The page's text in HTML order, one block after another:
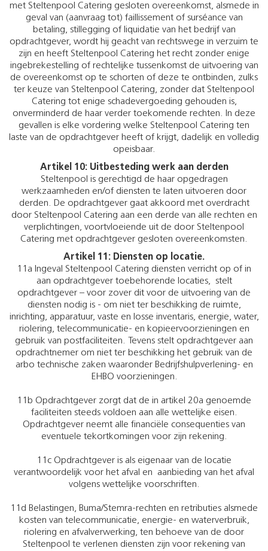
met Steltenpool Catering gesloten overeenkomst, alsmede in
geval van (aanvraag tot) faillissement of surséance van
betaling, stillegging of liquidatie van het bedrijf van
opdrachtgever, wordt hij geacht van rechtswege in verzuim te
zijn en heeft Steltenpool Catering het recht zonder enige
ingebrekestelling of rechtelijke tussenkomst de uitvoering van
de overeenkomst op te schorten of deze te ontbinden, zulks
ter keuze van Steltenpool Catering, zonder dat Steltenpool
Catering tot enige schadevergoeding gehouden is,
onverminderd de haar verder toekomende rechten. In deze
gevallen is elke vordering welke Steltenpool Catering ten
laste van de opdrachtgever heeft of krijgt, dadelijk en volledig
opeisbaar.
Artikel 10: Uitbesteding werk aan derden
Steltenpool is gerechtigd de haar opgedragen
werkzaamheden en/of diensten te laten uitvoeren door
derden. De opdrachtgever gaat akkoord met overdracht
door Steltenpool Catering aan een derde van alle rechten en
verplichtingen, voortvloeiende uit de door Steltenpool
Catering met opdrachtgever gesloten overeenkomsten.
Artikel 11: Diensten op locatie.
11a Ingeval Steltenpool Catering diensten verricht op of in
aan opdrachtgever toebehorende locaties, stelt
opdrachtgever – voor zover dit voor de uitvoering van de
diensten nodig is - om niet ter beschikking de ruimte,
inrichting, apparatuur, vaste en losse inventaris, energie, water,
riolering, telecommunicatie- en kopieervoorzieningen en
gebruik van postfaciliteiten. Tevens stelt opdrachtgever aan
opdrachtnemer om niet ter beschikking het gebruik van de
arbo technische zaken waaronder Bedrijfshulpverlening- en
EHBO voorzieningen.
11b Opdrachtgever zorgt dat de in artikel 20a genoemde
faciliteiten steeds voldoen aan alle wettelijke eisen.
Opdrachtgever neemt alle financiële consequenties van
eventuele tekortkomingen voor zijn rekening.
11c Opdrachtgever is als eigenaar van de locatie
verantwoordelijk voor het afval en aanbieding van het afval
volgens wettelijke voorschriften.
11d Belastingen, Buma/Stemra-rechten en retributies alsmede
kosten van telecommunicatie, energie- en waterverbruik,
riolering en afvalverwerking, ten behoeve van de door
Steltenpool te verlenen diensten zijn voor rekening van